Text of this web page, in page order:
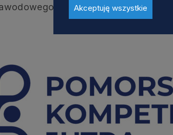
szkolnictwa wyższego
Akceptuję wszystkie